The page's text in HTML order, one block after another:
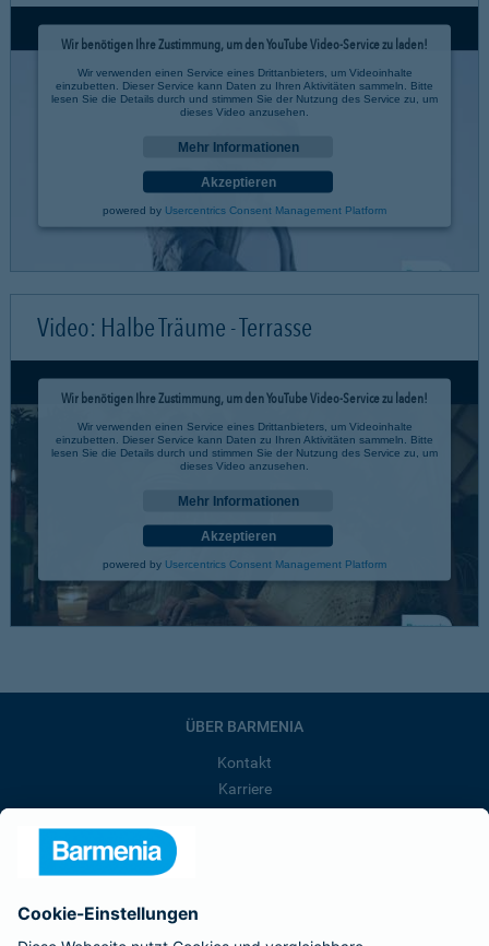
Wir benötigen Ihre Zustimmung, um den YouTube Video-Service zu laden!
Wir verwenden einen Service eines Drittanbieters, um Videoinhalte
einzubetten. Dieser Service kann Daten zu Ihren Aktivitäten sammeln. Bitte
lesen Sie die Details durch und stimmen Sie der Nutzung des Service zu, um
dieses Video anzusehen.
Mehr Informationen
Akzeptieren
powered by Usercentrics Consent Management Platform
Video: Halbe Träume - Terrasse
Wir benötigen Ihre Zustimmung, um den YouTube Video-Service zu laden!
Wir verwenden einen Service eines Drittanbieters, um Videoinhalte
einzubetten. Dieser Service kann Daten zu Ihren Aktivitäten sammeln. Bitte
lesen Sie die Details durch und stimmen Sie der Nutzung des Service zu, um
dieses Video anzusehen.
Mehr Informationen
Akzeptieren
powered by Usercentrics Consent Management Platform
ÜBER BARMENIA
Kontakt
Karriere
Barmenia ist Teil der BarmeniaGothaer